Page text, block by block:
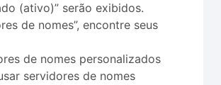
(ativo)” serão exibidos.
de nomes”, encontre seus
de nomes personalizados
servidores de nomes